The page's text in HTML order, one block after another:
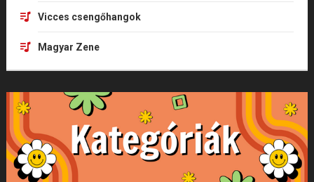
Vicces csengőhangok
Magyar Zene